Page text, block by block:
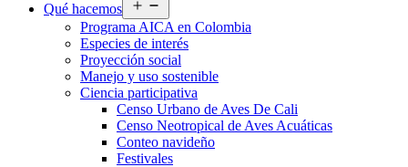
Qué hacemos
el
menú
Programa AICA en Colombia
Especies de interés
Proyección social
Manejo y uso sostenible
Ciencia participativa
Censo Urbano de Aves De Cali
Censo Neotropical de Aves Acuáticas
Conteo navideño
Festivales